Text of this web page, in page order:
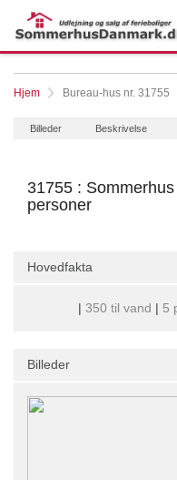
Hjem Bureau-hus nr. 31755
Billeder Beskrivelse
31755 :
personer
Hovedfakta
| 350 til vand | 5
Billeder